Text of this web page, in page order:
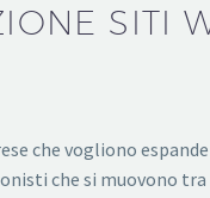
SITI
che vogliono
che si muovono